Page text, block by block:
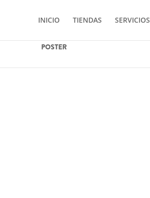
INICIO TIENDAS SERVICIOS
POSTER